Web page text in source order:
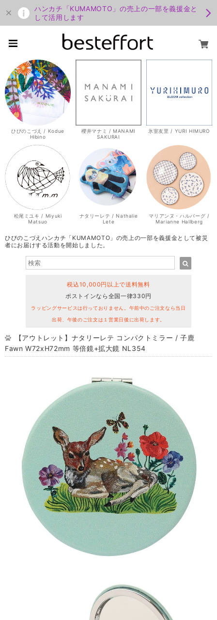
ハンカチ「KUMAMOTO」の売上の一部を義援金と
して活用します
ひびのこづえ / Kodue
Hibino
櫻井マナミ / MANAMI
SAKURAI
氷室友里 / YURI HIMURO
松尾ミユキ / Miyuki
Matsuo
ナタリーレテ / Nathalie
Lete
マリアンヌ・ハルバーグ /
Marianne Hallberg
ひびのこづえハンカチ「KUMAMOTO」の売上の一部を義援金として被災
者にお届けする活動を開始しました。
税込10,000円以上で送料無料
ポストインなら全国一律330円
ラッピングサービスは行っておりません。午前中のご注文なら当日
出荷、午後のご注文は１営業日後に出荷します。
【アウトレット】ナタリーレテ コンパクトミラー / 子鹿
Fawn W72xH72mm 等倍鏡+拡大鏡 NL354